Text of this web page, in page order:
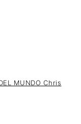
MUNDO Chris